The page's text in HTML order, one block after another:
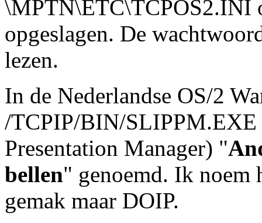
\MPTN\ETC\TCPOS2.INI
opgeslagen. De
lezen.
In de Nederlandse OS/2
/TCPIP/BIN/
Presentation Manager) "
bellen" genoemd. Ik noem
gemak maar DOIP.